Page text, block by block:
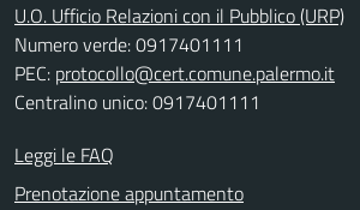
U.O. Ufficio Relazioni con il Pubblico (URP)
Numero verde: 0917401111
PEC: protocollo@cert.comune.palermo.it
Centralino unico: 0917401111
Leggi le FAQ
Prenotazione appuntamento